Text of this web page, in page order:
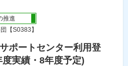
推進
【S0383】
ポートセンター利用登
実績・8年度予定)